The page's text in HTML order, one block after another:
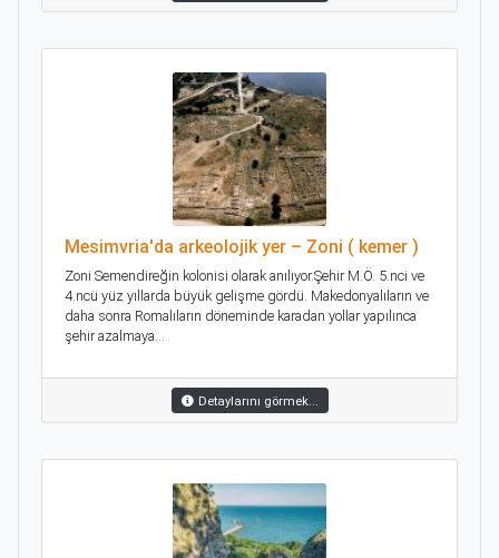
Mesimvria'da arkeolojik yer – Zoni ( kemer )
Zoni Semendireğin kolonisi olarak anılıyor.Şehir M.Ö. 5.nci ve
4.ncü yüz yıllarda büyük gelişme gördü. Makedonyalıların ve
daha sonra Romalıların döneminde karadan yollar yapılınca
şehir azalmaya...
Detaylarını görmek...